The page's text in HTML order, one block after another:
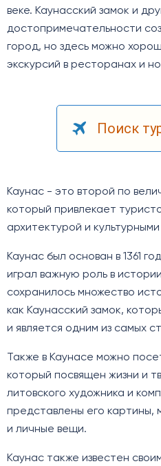
веке. Каунасский замок и
достопримечательности
город, но здесь можно
экскурсий в ресторанах и
Поиск
Каунас - это второй по
который привлекает
архитектурой и
Каунас был основан в 1361
играл важную роль в
сохранилось множество
как Каунасский замок,
и является одним из самых
Также в Каунасе можно
который посвящен жизни и
литовского художника и
представлены его картины,
и личные вещи.
Каунас также известен